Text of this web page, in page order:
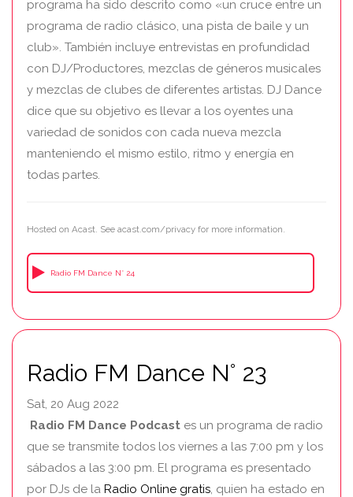
programa ha sido descrito como «un cruce entre un
programa de radio clásico, una pista de baile y un
club». También incluye entrevistas en profundidad
con DJ/Productores, mezclas de géneros musicales
y mezclas de clubes de diferentes artistas. DJ Dance
dice que su objetivo es llevar a los oyentes una
variedad de sonidos con cada nueva mezcla
manteniendo el mismo estilo, ritmo y energía en
todas partes.
Hosted on Acast. See acast.com/privacy for more information.
Radio FM Dance N° 24
Radio FM Dance N° 23
Sat, 20 Aug 2022
Radio FM Dance Podcast es un programa de radio
que se transmite todos los viernes a las 7:00 pm y los
sábados a las 3:00 pm. El programa es presentado
por DJs de la Radio Online gratis, quien ha estado en